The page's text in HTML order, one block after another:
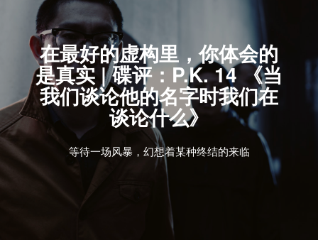
在最好的虚构里，你体会的
是真实 | 碟评：P.K. 14 《当
我们谈论他的名字时我们在
谈论什么》
等待一场风暴，幻想着某种终结的来临